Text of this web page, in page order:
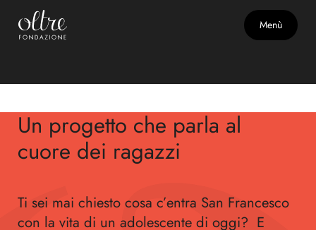
Menù
Un progetto che parla al
cuore dei ragazzi
Ti sei mai chiesto cosa c’entra San Francesco
con la vita di un adolescente di oggi? E